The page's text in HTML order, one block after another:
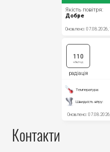
Контакти